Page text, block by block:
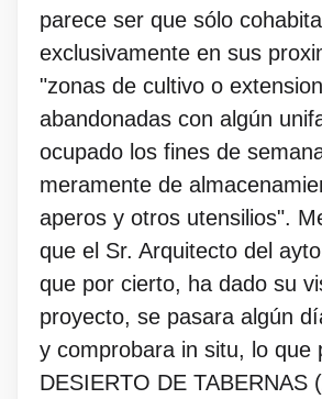
parece ser que sólo
exclusivamente en sus
"zonas de cultivo o
abandonadas con algún
ocupado los fines de
meramente de
aperos y otros utensilios".
que el Sr. Arquitecto del
que por cierto, ha dado su
proyecto, se pasara algún
y comprobara in situ, lo que
DESIERTO DE TABERNAS